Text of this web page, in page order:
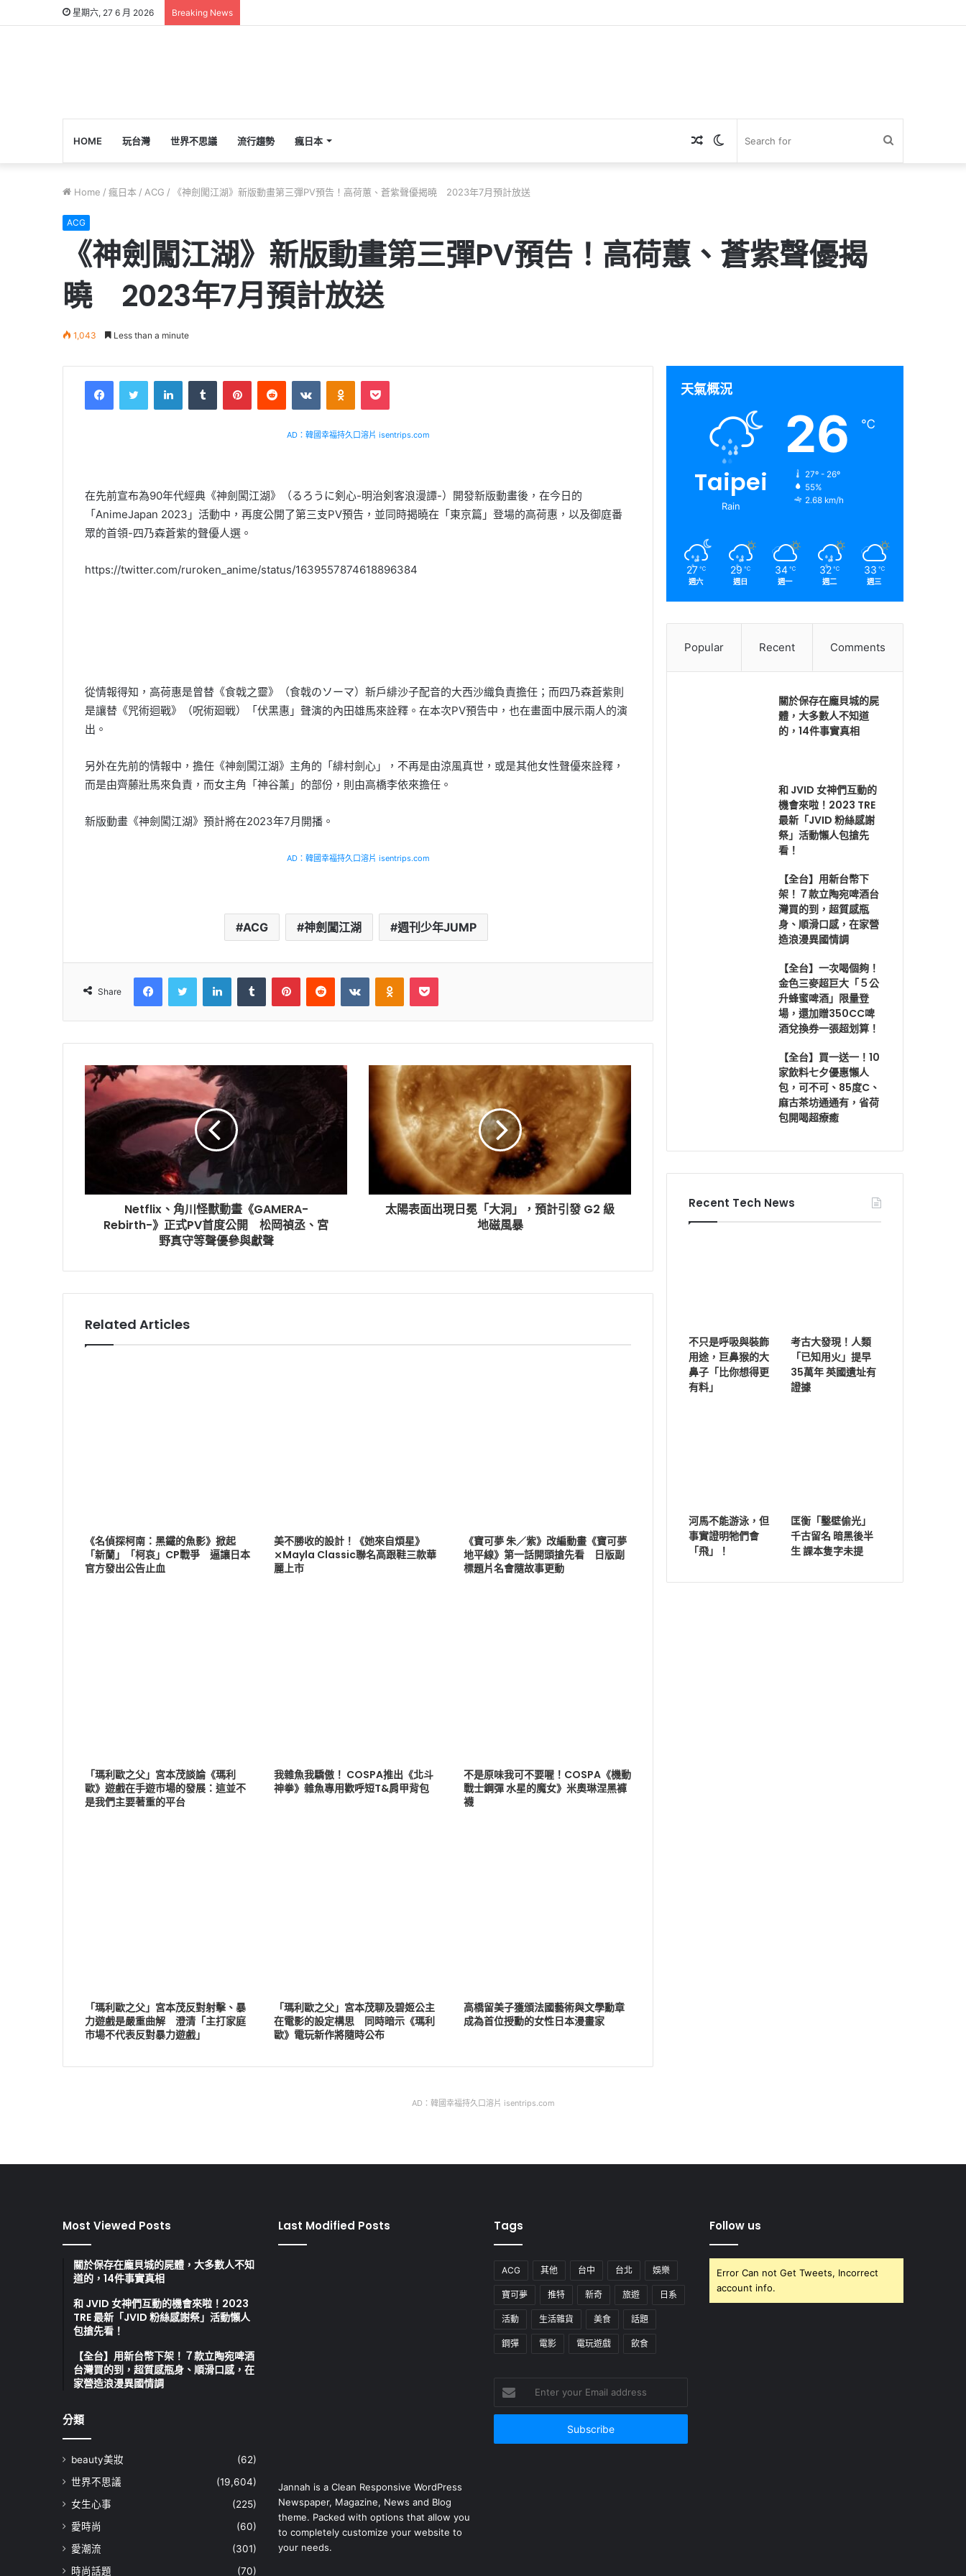
星期六, 27 6 月 2026 Breaking News
HOME 玩台灣 世界不思議 流行趨勢 瘋日本 Switch
Random
Home / 瘋日本 / ACG / 《神劍闖江湖》新版動畫第三彈PV預告！高荷蕙、蒼紫聲優揭曉 2023年7月預計放送
ACG
《神劍闖江湖》新版動畫第三彈PV預告！高荷蕙、蒼紫聲優揭
曉 2023年7月預計放送
1,043 Less than a minute
FacebookTwitter LinkedInTumblr PinterestReddit VKontakteOdnoklassniki
Pocket
AD：韓國幸福持久口溶片 isentrips.com
在先前宣布為90年代經典《神劍闖江湖》（るろうに剣心-明治剣客浪漫譚-）開發新版動畫後，在今日的
「AnimeJapan 2023」活動中，再度公開了第三支PV預告，並同時揭曉在「東京篇」登場的高荷惠，以及御庭番
眾的首領-四乃森蒼紫的聲優人選。
https://twitter.com/ruroken_anime/status/1639557874618896384
從情報得知，高荷惠是曾替《食戟之靈》（食戟のソーマ）新戶緋沙子配音的大西沙織負責擔任；而四乃森蒼紫則
是讓替《咒術迴戰》（呪術廻戦）「伏黑惠」聲演的內田雄馬來詮釋。在本次PV預告中，也在畫面中展示兩人的演
出。
另外在先前的情報中，擔任《神劍闖江湖》主角的「緋村劍心」，不再是由涼風真世，或是其他女性聲優來詮釋，
而是由齊藤壯馬來負責，而女主角「神谷薰」的部份，則由高橋李依來擔任。
新版動畫《神劍闖江湖》預計將在2023年7月開播。
AD：韓國幸福持久口溶片 isentrips.com
ACG 神劍闖江湖 週刊少年JUMP
Share
FacebookTwitter LinkedInTumblr PinterestReddit VKontakteOdnoklassniki
Pocket
Netflix、角川怪獸動畫《GAMERA-
Rebirth-》正式PV首度公開 松岡禎丞、宮
野真守等聲優參與獻聲
太陽表面出現日冕「大洞」，預計引發 G2 級
地磁風暴
Related Articles
《名偵探柯南：黑鐵的魚影》掀起
「新蘭」「柯哀」CP戰爭 逼讓日本
官方發出公告止血
美不勝收的設計！《她來自煩星》
⨯Mayla Classic聯名高跟鞋三款華
麗上市
《寶可夢 朱／紫》改編動畫《寶可夢
地平線》第一話開頭搶先看 日版副
標題片名會隨故事更動
「瑪利歐之父」宮本茂談論《瑪利
歐》遊戲在手遊市場的發展：這並不
是我們主要著重的平台
我雜魚我驕傲！ COSPA推出《北斗
神拳》雜魚專用歡呼短T&肩甲背包
不是原味我可不要喔！COSPA《機動
戰士鋼彈 水星的魔女》米奧琳涅黑褲
襪
「瑪利歐之父」宮本茂反對射擊、暴
力遊戲是嚴重曲解 澄清「主打家庭
市場不代表反對暴力遊戲」
「瑪利歐之父」宮本茂聊及碧姬公主
在電影的設定構思 同時暗示《瑪利
歐》電玩新作將隨時公布
高橋留美子獲頒法國藝術與文學勳章
成為首位授勳的女性日本漫畫家
天氣概況
Taipei
Rain
26 ℃
27º - 26º
55%
2.68 km/h
27 ℃
週六
29 ℃
週日
34 ℃
週一
32 ℃
週二
33 ℃
週三
Popular Recent Comments
關於保存在龐貝城的屍
體，大多數人不知道
的，14件事實真相
和 JVID 女神們互動的
機會來啦！2023 TRE
最新「JVID 粉絲感謝
祭」活動懶人包搶先
看！
【全台】用新台幣下
架！７款立陶宛啤酒台
灣買的到，超質感瓶
身、順滑口感，在家營
造浪漫異國情調
【全台】一次喝個夠！
金色三麥超巨大「５公
升蜂蜜啤酒」限量登
場，還加贈350CC啤
酒兌換券一張超划算！
【全台】買一送一！10
家飲料七夕優惠懶人
包，可不可、85度C、
麻古茶坊通通有，省荷
包開喝超療癒
Recent Tech News
不只是呼吸與裝飾
用途，巨鼻猴的大
鼻子「比你想得更
有料」
考古大發現！人類
「已知用火」提早
35萬年 英國遺址有
證據
河馬不能游泳，但
事實證明牠們會
「飛」！
匡衡「鑿壁偷光」
千古留名 暗黑後半
生 課本隻字未提
AD：韓國幸福持久口溶片 isentrips.com
Most Viewed Posts
關於保存在龐貝城的屍體，大多數人不知
道的，14件事實真相
和 JVID 女神們互動的機會來啦！2023
TRE 最新「JVID 粉絲感謝祭」活動懶人
包搶先看！
【全台】用新台幣下架！７款立陶宛啤酒
台灣買的到，超質感瓶身、順滑口感，在
家營造浪漫異國情調
分類
beauty美妝
(62)
世界不思議
(19,604)
女生心事
(225)
愛時尚
(60)
愛潮流
(301)
時尚話題
(70)
Last Modified Posts
Jannah is a Clean Responsive WordPress
Newspaper, Magazine, News and Blog
theme. Packed with options that allow you
to completely customize your website to
your needs.
Tags
ACG 其他 台中 台北 娛樂
寶可夢 推特 新奇 旅遊 日系
活動 生活雜貨 美食 話題
鋼彈 電影 電玩遊戲 飲食
your
Email
Follow us
Error Can not Get Tweets, Incorrect
account info.